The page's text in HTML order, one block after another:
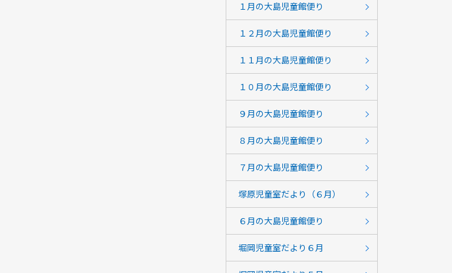
１月の大島児童館便り
１２月の大島児童館便り
１１月の大島児童館便り
１０月の大島児童館便り
９月の大島児童館便り
８月の大島児童館便り
７月の大島児童館便り
塚原児童室だより（６月）
６月の大島児童館便り
堀岡児童室だより６月